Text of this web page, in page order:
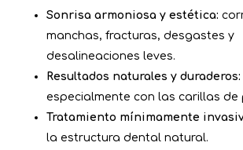
Sonrisa armoniosa y estética:
manchas, fracturas, desgastes y
desalineaciones leves.
Resultados naturales y duraderos:
especialmente con las carillas de
Tratamiento mínimamente
la estructura dental natural.